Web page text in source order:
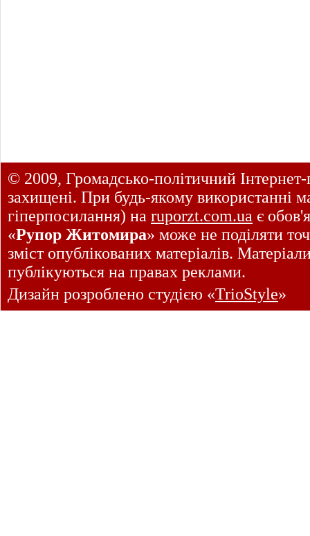
© 2009, Громадсько-політичний
захищені. При будь-якому використанні
гіперпосилання) на ruporzt.com.ua є
«Рупор Житомира» може не поділяти
зміст опублікованих матеріалів.
публікуються на правах реклами.
Дизайн розроблено студією «TrioStyle»